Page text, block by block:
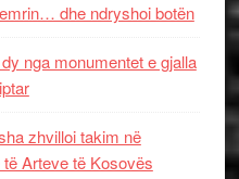
dhe ndryshoi botën
nga monumentet e gjalla
zhvilloi takim në
Arteve të Kosovës